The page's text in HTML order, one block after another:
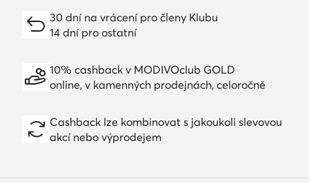
30 dní na vrácení pro členy Klubu
14 dní pro ostatní
10% cashback v MODIVOclub GOLD
online, v kamenných prodejnách, celoročně
Cashback lze kombinovat s jakoukoli slevovou
akcí nebo výprodejem